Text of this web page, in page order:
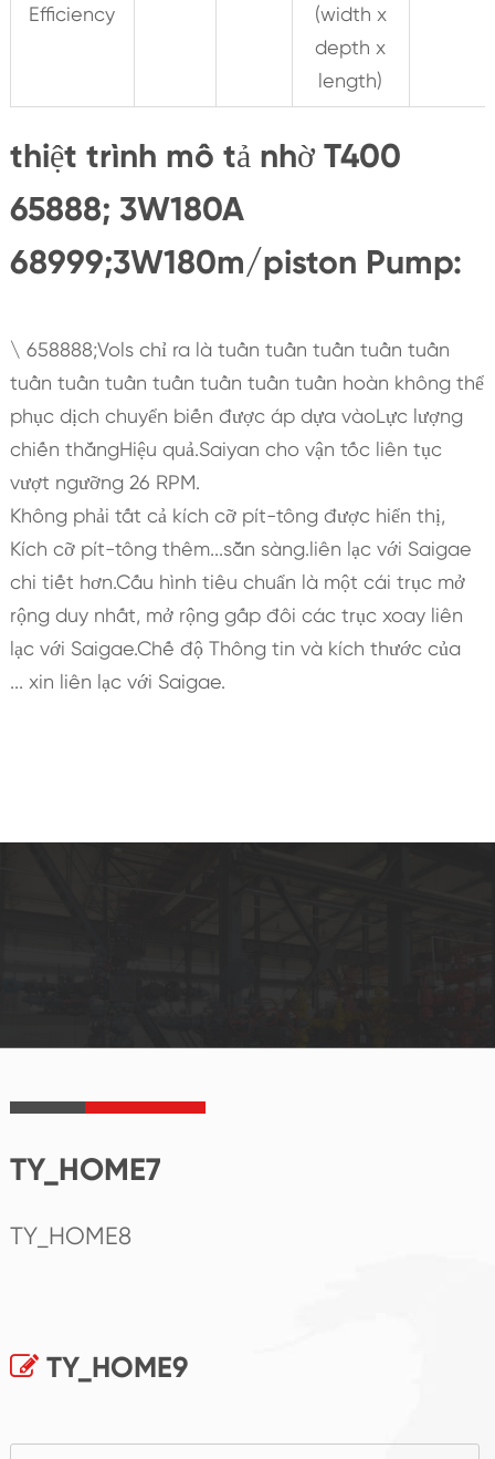
Efficiency
(width x
depth x
length)
thiệt trình mô tả nhờ T400
65888; 3W180A
68999;3W180m/piston Pump:
\ 658888;Vols chỉ ra là tuần tuần tuần tuần tuần
tuần tuần tuần tuần tuần tuần tuần hoàn không thể
phục dịch chuyển biến được áp dựa vàoLực lượng
chiến thắngHiệu quả.Saiyan cho vận tốc liên tục
vượt ngưỡng 26 RPM.
Không phải tất cả kích cỡ pít-tông được hiển thị,
Kích cỡ pít-tông thêm...sẵn sàng.liên lạc với Saigae
chi tiết hơn.Cấu hình tiêu chuẩn là một cái trục mở
rộng duy nhất, mở rộng gấp đôi các trục xoay liên
lạc với Saigae.Chế độ Thông tin và kích thước của
... xin liên lạc với Saigae.
TY_HOME7
TY_HOME8
TY_HOME9